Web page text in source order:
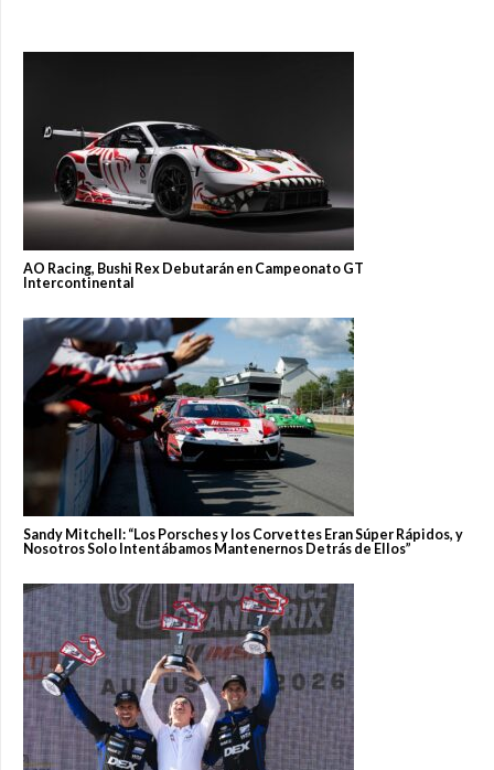
AO Racing, Bushi Rex Debutarán en Campeonato GT
Intercontinental
Sandy Mitchell: “Los Porsches y los Corvettes Eran Súper Rápidos, y
Nosotros Solo Intentábamos Mantenernos Detrás de Ellos”